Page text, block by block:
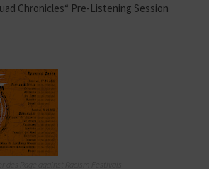
Chronicles“ Pre-Listening Session